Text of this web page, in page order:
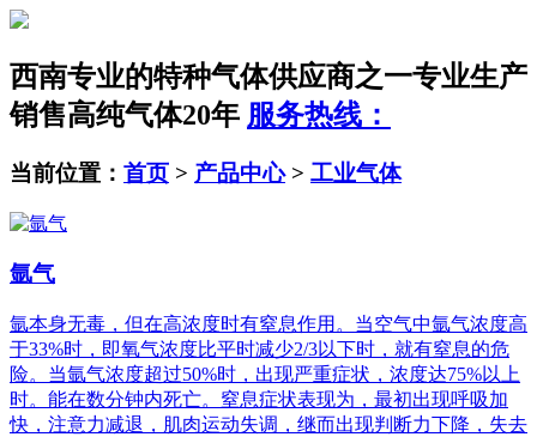
西南专业的特种气体供应商之一专业生产
销售高纯气体20年 服务热线：
当前位置： 首页 > 产品中心> 工业气体
氩气
氩本身无毒，但在高浓度时有窒息作用。当空气中氩气浓度高
于33%时，即氧气浓度比平时减少2/3以下时，就有窒息的危
险。当氩气浓度超过50%时，出现严重症状，浓度达75%以上
时。能在数分钟内死亡。窒息症状表现为，最初出现呼吸加
快，注意力减退，肌肉运动失调，继而出现判断力下降，失去